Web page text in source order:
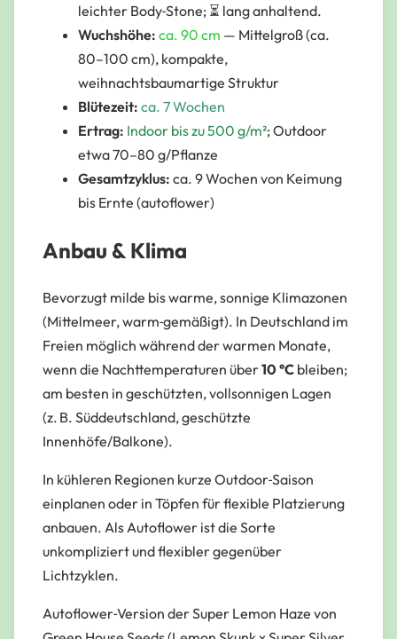
leichter Body‑Stone; ⏳ lang anhaltend.
Wuchshöhe: ca. 90 cm — Mittelgroß (ca.
80–100 cm), kompakte,
weihnachtsbaumartige Struktur
Blütezeit: ca. 7 Wochen
Ertrag: Indoor bis zu 500 g/m²; Outdoor
etwa 70–80 g/Pflanze
Gesamtzyklus: ca. 9 Wochen von Keimung
bis Ernte (autoflower)
Anbau & Klima
Bevorzugt milde bis warme, sonnige Klimazonen
(Mittelmeer, warm‑gemäßigt). In Deutschland im
Freien möglich während der warmen Monate,
wenn die Nachttemperaturen über10 °C bleiben;
am besten in geschützten, vollsonnigen Lagen
(z. B. Süddeutschland, geschützte
Innenhöfe/Balkone).
In kühleren Regionen kurze Outdoor‑Saison
einplanen oder in Töpfen für flexible Platzierung
anbauen. Als Autoflower ist die Sorte
unkompliziert und flexibler gegenüber
Lichtzyklen.
Autoflower‑Version der Super Lemon Haze von